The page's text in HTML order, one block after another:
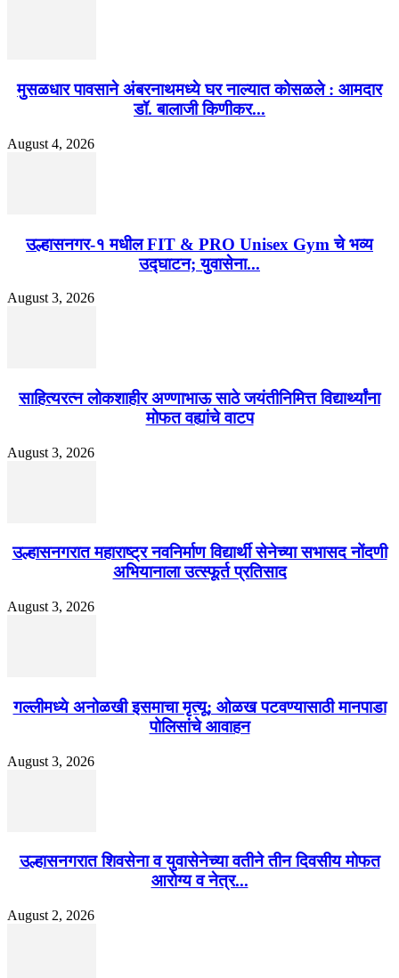
मुसळधार पावसाने अंबरनाथमध्ये घर नाल्यात कोसळले : आमदार
डॉ. बालाजी किणीकर...
August 4, 2026
उल्हासनगर-१ मधील FIT & PRO Unisex Gym चे भव्य
उद्घाटन; युवासेना...
August 3, 2026
साहित्यरत्न लोकशाहीर अण्णाभाऊ साठे जयंतीनिमित्त विद्यार्थ्यांना
मोफत वह्यांचे वाटप
August 3, 2026
उल्हासनगरात महाराष्ट्र नवनिर्माण विद्यार्थी सेनेच्या सभासद नोंदणी
अभियानाला उत्स्फूर्त प्रतिसाद
August 3, 2026
गल्लीमध्ये अनोळखी इसमाचा मृत्यू; ओळख पटवण्यासाठी मानपाडा
पोलिसांचे आवाहन
August 3, 2026
उल्हासनगरात शिवसेना व युवासेनेच्या वतीने तीन दिवसीय मोफत
आरोग्य व नेत्र...
August 2, 2026